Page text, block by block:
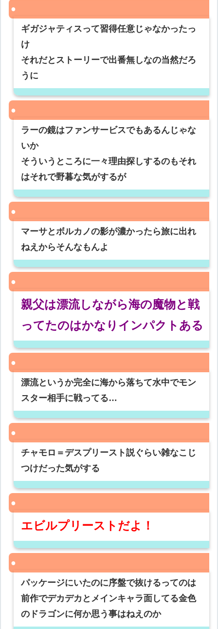
ギガジャティスって習得任意じゃなかったっ
け
それだとストーリーで出番無しなの当然だろ
うに
ラーの鏡はファンサービスでもあるんじゃな
いか
そういうところに一々理由探しするのもそれ
はそれで野暮な気がするが
マーサとボルカノの影が濃かったら旅に出れ
ねえからそんなもんよ
親父は漂流しながら海の魔物と戦
ってたのはかなりインパクトある
漂流というか完全に海から落ちて水中でモン
スター相手に戦ってる…
チャモロ＝デスプリースト説ぐらい雑なこじ
つけだった気がする
エビルプリーストだよ！
パッケージにいたのに序盤で抜けるってのは
前作でデカデカとメインキャラ面してる金色
のドラゴンに何か思う事はねえのか